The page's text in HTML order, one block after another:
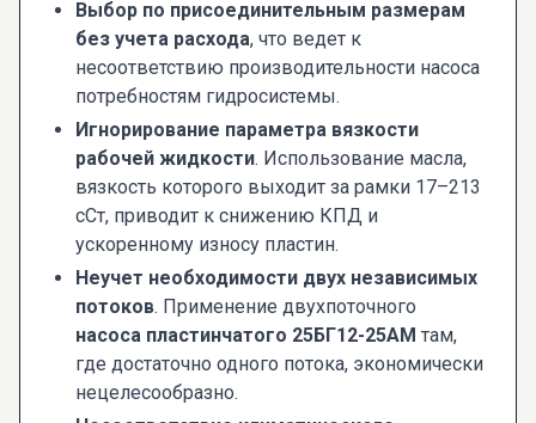
Выбор по присоединительным размерам
без учета расхода, что ведет к
несоответствию производительности насоса
потребностям гидросистемы.
Игнорирование параметра вязкости
рабочей жидкости. Использование масла,
вязкость которого выходит за рамки 17–213
сСт, приводит к снижению КПД и
ускоренному износу пластин.
Неучет необходимости двух независимых
потоков. Применение двухпоточного
насоса пластинчатого 25БГ12-25АМ там,
где достаточно одного потока, экономически
нецелесообразно.